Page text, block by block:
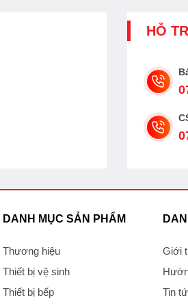
HỖ
DANH MỤC SẢN PHẨM
Thương hiệu
Thiết bị vệ sinh
Thiết bị bếp
Giới
Tin